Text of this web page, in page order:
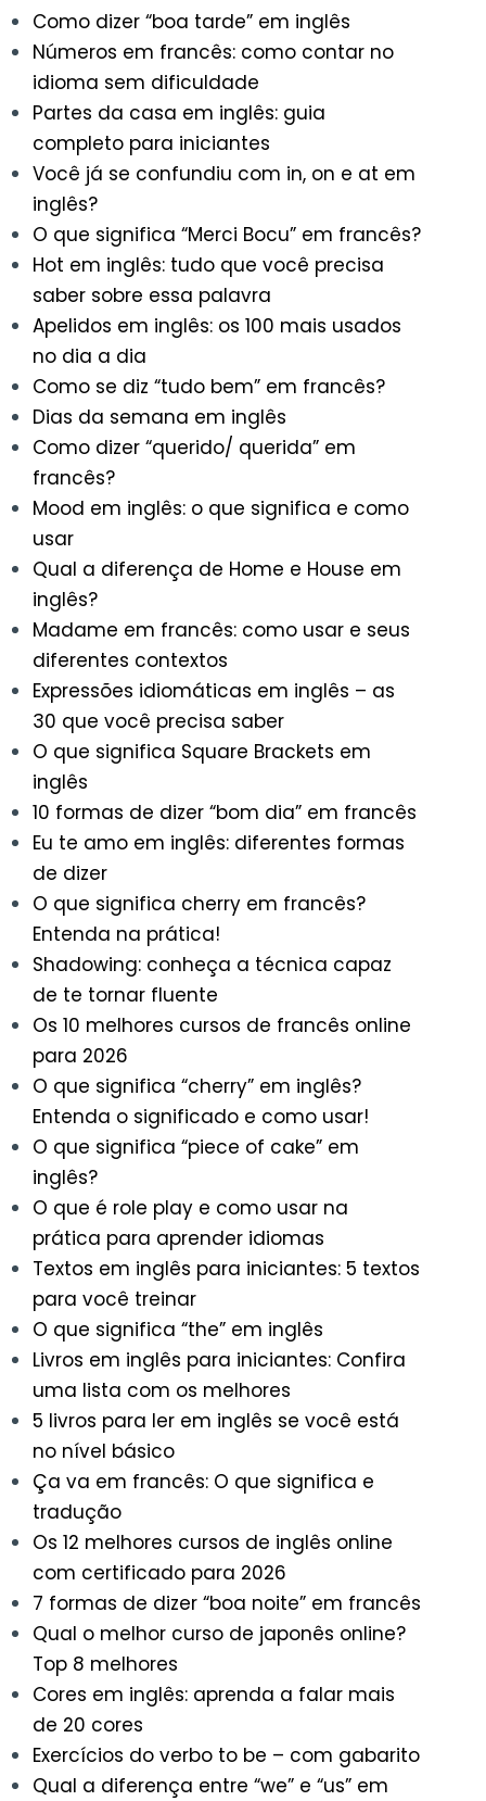
Como dizer “boa tarde” em inglês
Números em francês: como contar no
idioma sem dificuldade
Partes da casa em inglês: guia
completo para iniciantes
Você já se confundiu com in, on e at em
inglês?
O que significa “Merci Bocu” em francês?
Hot em inglês: tudo que você precisa
saber sobre essa palavra
Apelidos em inglês: os 100 mais usados
no dia a dia
Como se diz “tudo bem” em francês?
Dias da semana em inglês
Como dizer “querido/ querida” em
francês?
Mood em inglês: o que significa e como
usar
Qual a diferença de Home e House em
inglês?
Madame em francês: como usar e seus
diferentes contextos
Expressões idiomáticas em inglês – as
30 que você precisa saber
O que significa Square Brackets em
inglês
10 formas de dizer “bom dia” em francês
Eu te amo em inglês: diferentes formas
de dizer
O que significa cherry em francês?
Entenda na prática!
Shadowing: conheça a técnica capaz
de te tornar fluente
Os 10 melhores cursos de francês online
para 2026
O que significa “cherry” em inglês?
Entenda o significado e como usar!
O que significa “piece of cake” em
inglês?
O que é role play e como usar na
prática para aprender idiomas
Textos em inglês para iniciantes: 5 textos
para você treinar
O que significa “the” em inglês
Livros em inglês para iniciantes: Confira
uma lista com os melhores
5 livros para ler em inglês se você está
no nível básico
Ça va em francês: O que significa e
tradução
Os 12 melhores cursos de inglês online
com certificado para 2026
7 formas de dizer “boa noite” em francês
Qual o melhor curso de japonês online?
Top 8 melhores
Cores em inglês: aprenda a falar mais
de 20 cores
Exercícios do verbo to be – com gabarito
Qual a diferença entre “we” e “us” em